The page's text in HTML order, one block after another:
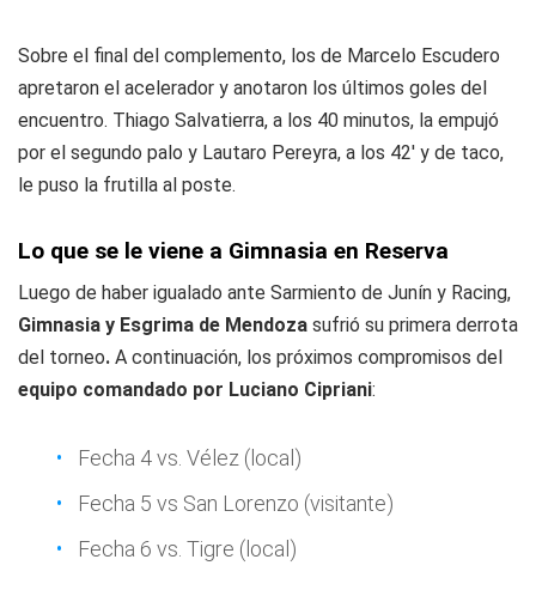
Sobre el final del complemento, los de Marcelo Escudero
apretaron el acelerador y anotaron los últimos goles del
encuentro. Thiago Salvatierra, a los 40 minutos, la empujó
por el segundo palo y Lautaro Pereyra, a los 42' y de taco,
le puso la frutilla al poste.
Lo que se le viene a Gimnasia en Reserva
Luego de haber igualado ante Sarmiento de Junín y Racing,
Gimnasia y Esgrima de Mendoza sufrió su primera derrota
del torneo. A continuación, los próximos compromisos del
equipo comandado por Luciano Cipriani:
Fecha 4 vs. Vélez (local)
Fecha 5 vs San Lorenzo (visitante)
Fecha 6 vs. Tigre (local)